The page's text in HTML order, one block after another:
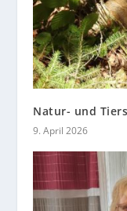
Natur- und
9. April 2026